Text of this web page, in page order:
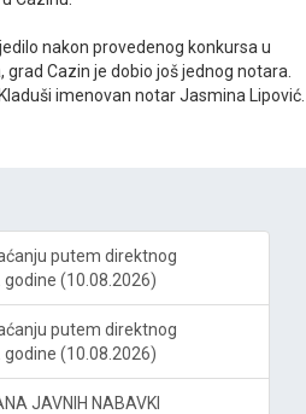
nakon provedenog konkursa u
Cazin je dobio još jednog notara.
imenovan notar Jasmina Lipović.
putem direktnog
(10.08.2026)
putem direktnog
(10.08.2026)
JAVNIH NABAVKI